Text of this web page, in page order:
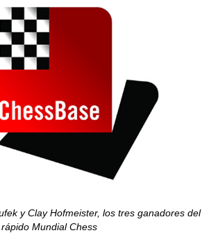
y Clay Hofmeister, los tres ganadores del
Mundial Chess